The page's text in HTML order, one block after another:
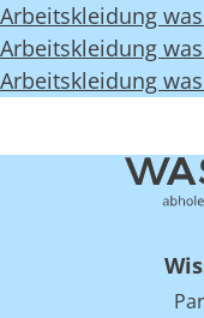
Arbeitskleidung
Arbeitskleidung
Arbeitskleidung